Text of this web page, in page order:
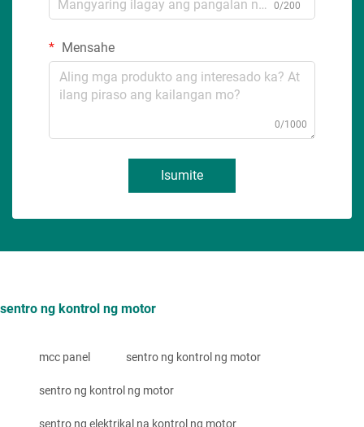
0/200
Mensahe
0/1000
Isumite
sentro ng kontrol ng motor
mcc panel sentro ng kontrol ng motor
sentro ng kontrol ng motor
sentro ng elektrikal na kontrol ng motor